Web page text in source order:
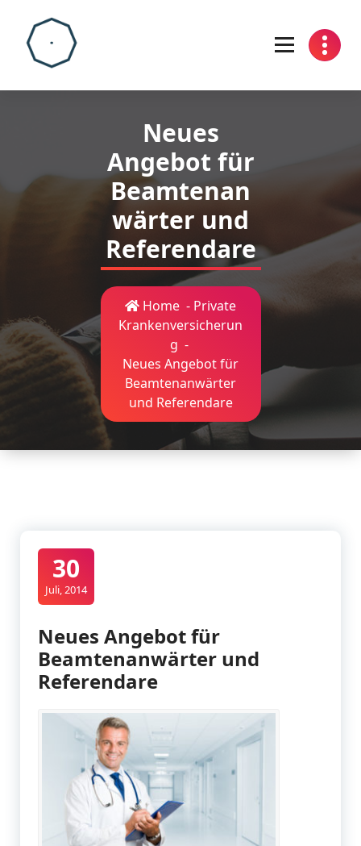
content
Neues
Angebot für
Beamtenan
wärter und
Referendare
Home - Private
Krankenversicherun
g -
Neues Angebot für
Beamtenanwärter
und Referendare
30
Juli, 2014
Neues Angebot für
Beamtenanwärter und
Referendare